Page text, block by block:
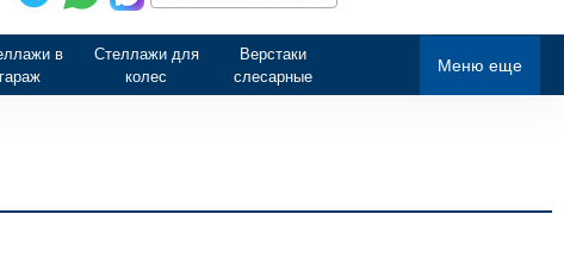
Меню еще
в
гараж
Стеллажи для
колес
Верстаки
слесарные